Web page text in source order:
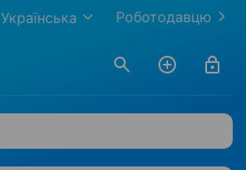
Роботодавцю
Українська